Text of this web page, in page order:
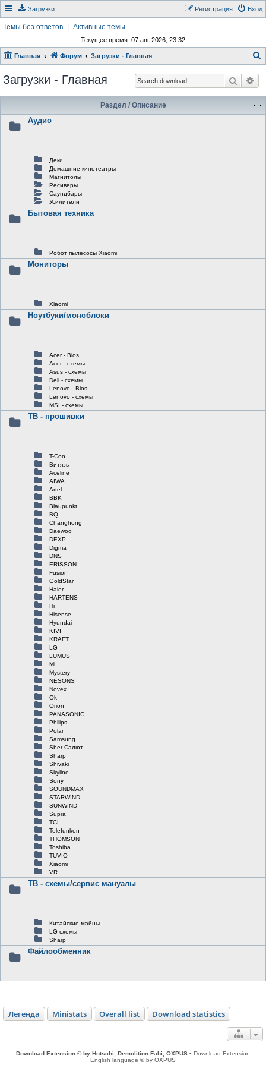
Загрузки Вход
Регистрация
Темы без ответов Активные темы
Текущее время: 07 авг 2026, 23:32
Главная Форум Загрузки - Главная
с
Загрузки - Главная Поиск
Раздел / Описание
Аудио
Деки
Домашние кинотеатры
Магнитолы
Ресиверы
Саундбары
Усилители
Бытовая техника
Робот пылесосы Xiaomi
Мониторы
Xiaomi
Ноутбуки/моноблоки
Acer - Bios
Acer - схемы
Asus - схемы
Dell - схемы
Lenovo - Bios
Lenovo - схемы
MSI - схемы
ТВ - прошивки
T-Con
Витязь
Aceline
AIWA
Artel
BBK
Blaupunkt
BQ
Changhong
Daewoo
DEXP
Digma
DNS
ERISSON
Fusion
GoldStar
Haier
HARTENS
Hi
Hisense
Hyundai
KIVI
KRAFT
LG
LUMUS
Mi
Mystery
NESONS
Novex
Ok
Orion
PANASONIC
Philips
Polar
Samsung
Sber Салют
Sharp
Shivaki
Skyline
Sony
SOUNDMAX
STARWIND
SUNWIND
Supra
TCL
Telefunken
THOMSON
Toshiba
TUVIO
Xiaomi
VR
ТВ - схемы/сервис мануалы
Китайские майны
LG схемы
Sharp
Файлообменник
Легенда Ministats Overall list Download statistics
Download Extension © by Hotschi, Demolition Fabi, OXPUS • Download Extension
English language © by OXPUS